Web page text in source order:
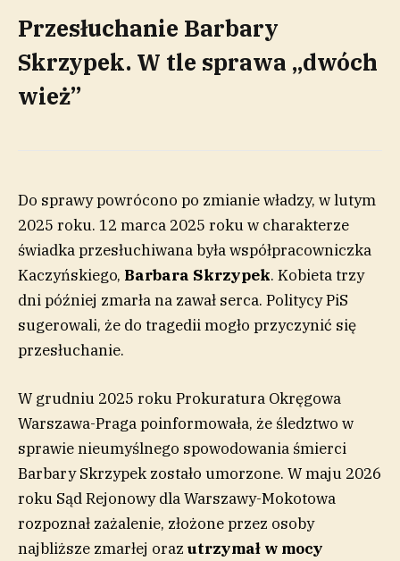
Przesłuchanie Barbary
Skrzypek. W tle sprawa „dwóch
wież”
Do sprawy powrócono po zmianie władzy, w lutym
2025 roku. 12 marca 2025 roku w charakterze
świadka przesłuchiwana była współpracowniczka
Kaczyńskiego, Barbara Skrzypek. Kobieta trzy
dni później zmarła na zawał serca. Politycy PiS
sugerowali, że do tragedii mogło przyczynić się
przesłuchanie.
W grudniu 2025 roku Prokuratura Okręgowa
Warszawa-Praga poinformowała, że śledztwo w
sprawie nieumyślnego spowodowania śmierci
Barbary Skrzypek zostało umorzone. W maju 2026
roku Sąd Rejonowy dla Warszawy-Mokotowa
rozpoznał zażalenie, złożone przez osoby
najbliższe zmarłej oraz utrzymał w mocy